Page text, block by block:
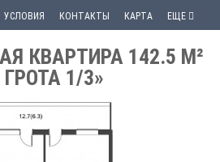
УСЛОВИЯ КОНТАКТЫ КАРТА ЕЩЕ
КВАРТИРА 142.5 М²
1/3»